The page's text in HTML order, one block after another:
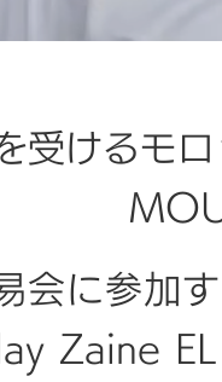
受けるモ
会に参加
Zaine